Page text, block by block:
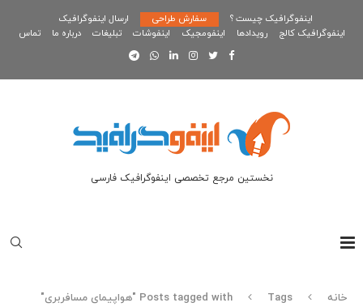
اینفوگرافیک چیست ؟ سفارش طراحی
ارسال اینفوگرافیک
اینفوگرافیک کالج
رویدادها اینفومجیک اینفوشات تبلیغات درباره ما تماس
نخستین مرجع تخصصی اینفوگرافیک فارسی
خانه Tags Posts tagged with "هواپیمای مسافربری"